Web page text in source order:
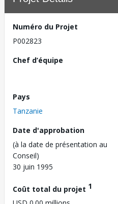
Numéro du Projet
P002823
Chef d’équipe
Pays
Tanzanie
Date d'approbation
(à la date de présentation au
Conseil)
30 juin 1995
Coût total du projet 1